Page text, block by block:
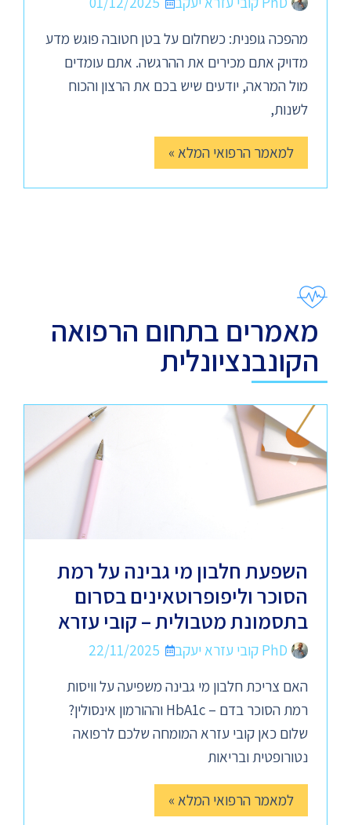
מהפכה גופנית: כשחלום על בטן חטובה פוגש מדע
מדויק אתם מכירים את ההרגשה. אתם עומדים
מול המראה, יודעים שיש בכם את הרצון והכוח
לשנות,
למאמר הרפואי המלא »
מאמרים בתחום הרפואה
הקונבנציונלית
השפעת חלבון מי גבינה על רמת
הסוכר וליפופרוטאינים בסרום
בתסמונת מטבולית – קובי עזרא
PhD קובי עזרא יעקב
22/11/2025
האם צריכת חלבון מי גבינה משפיעה על וויסות
רמת הסוכר בדם – HbA1c וההורמון אינסולין?
שלום כאן קובי עזרא המומחה שלכם לרפואה
נטורופטית ובריאות
למאמר הרפואי המלא »